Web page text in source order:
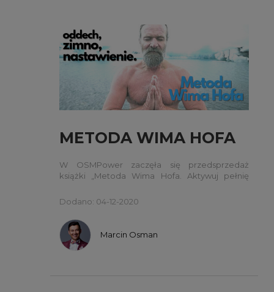
METODA WIMA HOFA
Dodano: 04-12-2020
W OSMPower zaczęła się przedsprzedaż
książki „Metoda Wima Hofa. Aktywuj pełnię
znaczy aktywować pełnię swojego potencjału?
Marcin Osman